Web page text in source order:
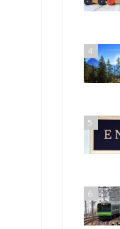
4
5
6